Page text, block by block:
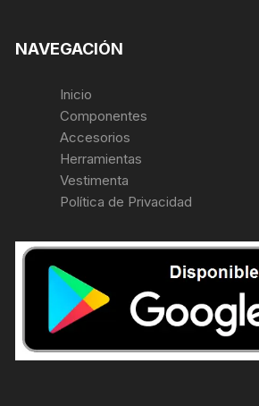
NAVEGACIÓN
Inicio
Componentes
Accesorios
Herramientas
Vestimenta
Política de Privacidad